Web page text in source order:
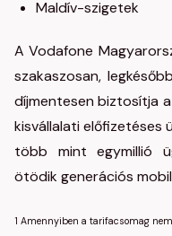
Maldív-szigetek
A Vodafone
szakaszosan,
díjmentesen biztosítja
kisvállalati előfizetéses
több mint egymillió
ötödik generációs
1 Amennyiben a tarifacsomag